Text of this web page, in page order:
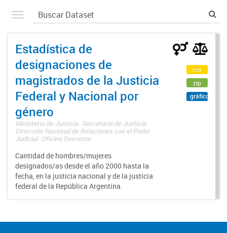
Estadística de
designaciones de
magistrados de la Justicia
Federal y Nacional por
género
Ministerio de Justicia. Secretaría de Justicia.
Dirección Nacional de Relaciones con el Poder
Judicial. Oficina Decretos
Cantidad de hombres/mujeres
designados/as desde el año 2000 hasta la
fecha, en la justicia nacional y de la justicia
federal de la República Argentina.
csv
zip
gráfico